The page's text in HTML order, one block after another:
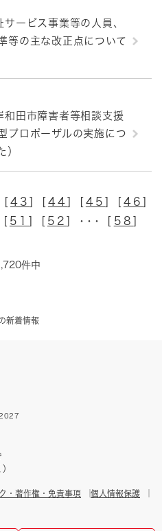
新着情報
ービス事業等の人員、
等の主な改正点について
和田市障害者等相談支援
プロポーザルの実施につ
）
43 44 45 46
51 52 ] ･･･ [ 58
件中
・著作権・免責事項
個人情報保護